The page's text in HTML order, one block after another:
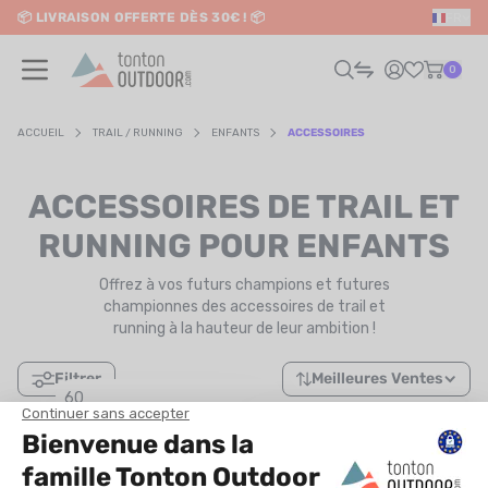
content
📦 LIVRAISON OFFERTE DÈS 30€ ! 📦
✨ RETRAIT EN MAGASIN GRATUIT
0
/ NATATION
SPORTS
ACCUEIL TRAIL / RUNNING ENFANTS ACCESSOIRES
ACCESSOIRES DE TRAIL ET
RUNNING POUR ENFANTS
Offrez à vos futurs champions et futures
championnes des accessoires de trail et
running à la hauteur de leur ambition !
Filtrer
60
Meilleures Ventes
+ cher en premier
- cher en premier
IL N'Y A PAS DE RÉSULTAT…